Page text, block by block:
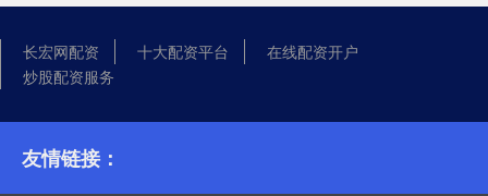
长宏网配资 十大配资平台
在线配资开户
炒股配资服务
友情链接：